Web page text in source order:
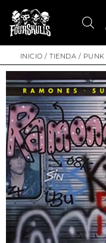
INICIO / TIENDA / PUNK